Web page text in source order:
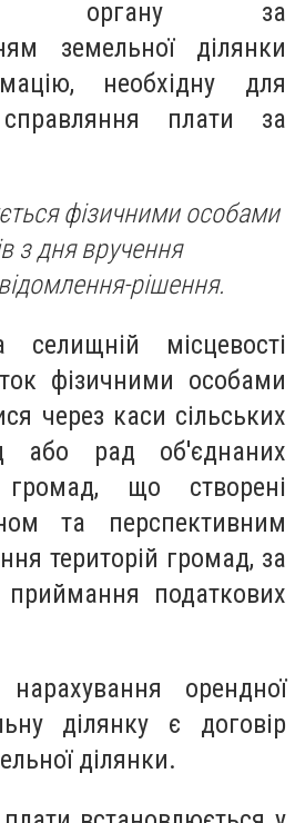
органу за
земельної ділянки
необхідну для
плати за
фізичними особами
з дня вручення
рішення.
місцевості
фізичними особами
через каси сільських
або рад об'єднаних
громад, що створені
та перспективним
територій громад, за
податкових
орендної
ділянку є договір
ділянки.